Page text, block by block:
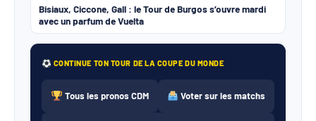
Bisiaux, Ciccone, Gall : le Tour de Burgos s’ouvre mardi
avec un parfum de Vuelta
CONTINUE TON TOUR DE LA COUPE DU MONDE
Tous les pronos CDM Voter sur les matchs